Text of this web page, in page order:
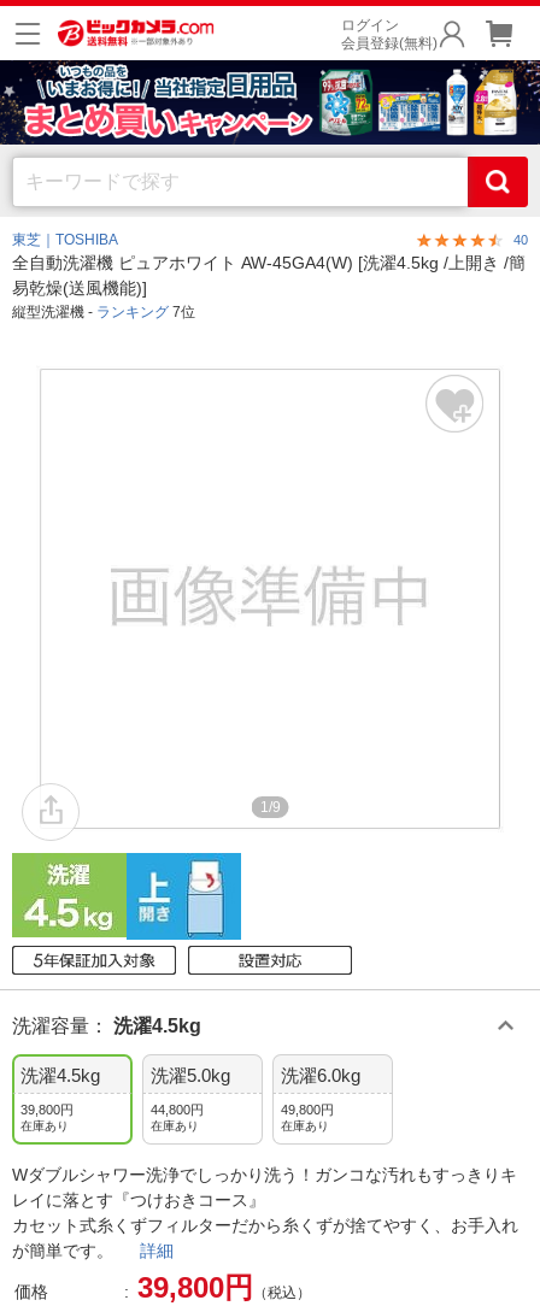
ログイン
会員登録(無料)
東芝｜TOSHIBA 40
全自動洗濯機 ピュアホワイト AW-45GA4(W) [洗濯4.5kg /上開き /簡
易乾燥(送風機能)]
縦型洗濯機 - ランキング 7位
1/9
洗濯容量 ： 洗濯4.5kg
洗濯4.5kg
39,800円
在庫あり
洗濯5.0kg
44,800円
在庫あり
洗濯6.0kg
49,800円
在庫あり
Wダブルシャワー洗浄でしっかり洗う！ガンコな汚れもすっきりキ
レイに落とす『つけおきコース』
カセット式糸くずフィルターだから糸くずが捨てやすく、お手入れ
が簡単です。 詳細
価格 39,800円 （税込）